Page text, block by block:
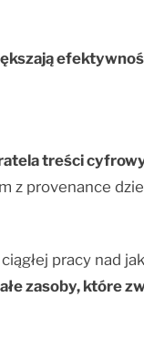
treści
z provenance
pracy nad
zasoby, które